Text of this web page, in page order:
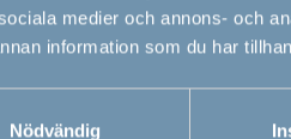
medier och annons- och
information som du har
Nödvändig